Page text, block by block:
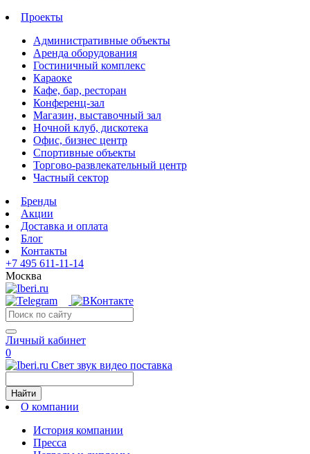
Проекты
Административные объекты
Аренда оборудования
Гостиничный комплекс
Караоке
Кафе, бар, ресторан
Конференц-зал
Магазин, выставочный зал
Ночной клуб, дискотека
Офис, бизнес центр
Спортивные объекты
Торгово-развлекательный центр
Частный сектор
Бренды
Акции
Доставка и оплата
Блог
Контакты
+7 495 611-11-14
Москва
Личный кабинет
0
Свет звук видео поставка
Найти
О компании
История компании
Пресса